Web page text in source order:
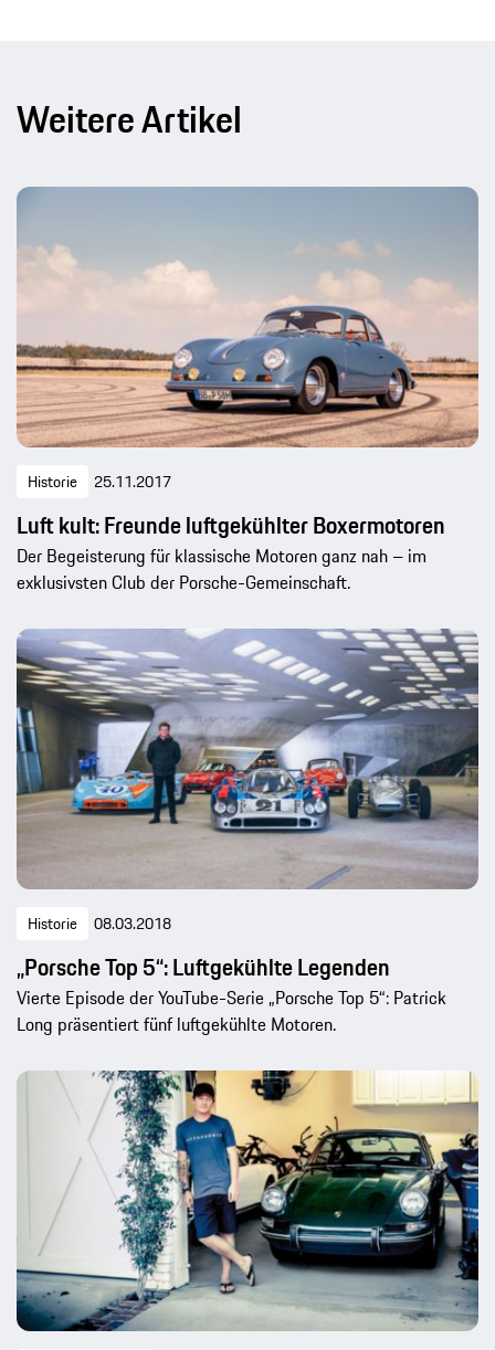
Weitere Artikel
Historie 25.11.2017
Luft kult: Freunde luftgekühlter Boxermotoren
Der Begeisterung für klassische Motoren ganz nah – im
exklusivsten Club der Porsche-Gemeinschaft.
Historie 08.03.2018
„Porsche Top 5“: Luftgekühlte Legenden
Vierte Episode der YouTube-Serie „Porsche Top 5“: Patrick
Long präsentiert fünf luftgekühlte Motoren.